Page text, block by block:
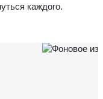
каждого.